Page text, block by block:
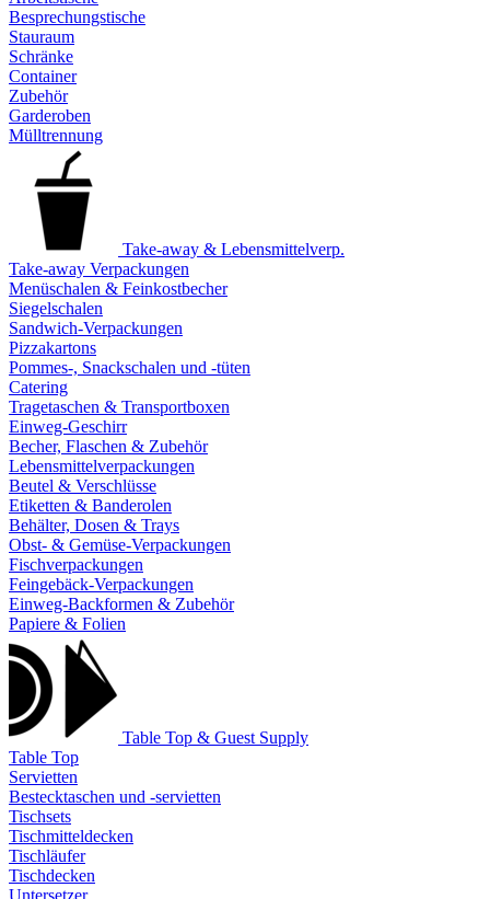
Besprechungstische
Stauraum
Schränke
Container
Zubehör
Garderoben
Mülltrennung
Take-away & Lebensmittelverp.
Take-away Verpackungen
Menüschalen & Feinkostbecher
Siegelschalen
Sandwich-Verpackungen
Pizzakartons
Pommes-, Snackschalen und -tüten
Catering
Tragetaschen & Transportboxen
Einweg-Geschirr
Becher, Flaschen & Zubehör
Lebensmittelverpackungen
Beutel & Verschlüsse
Etiketten & Banderolen
Behälter, Dosen & Trays
Obst- & Gemüse-Verpackungen
Fischverpackungen
Feingebäck-Verpackungen
Einweg-Backformen & Zubehör
Papiere & Folien
Table Top & Guest Supply
Table Top
Servietten
Bestecktaschen und -servietten
Tischsets
Tischmitteldecken
Tischläufer
Tischdecken